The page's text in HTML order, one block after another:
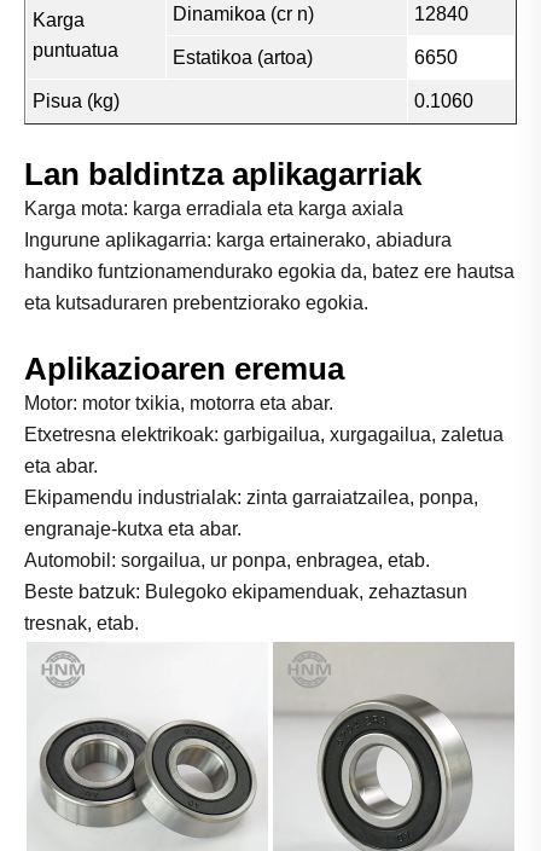
Karga
puntuatua
Dinamikoa (cr n) 12840
Estatikoa (artoa) 6650
Pisua (kg) 0.1060
Lan baldintza aplikagarriak
Karga mota: karga erradiala eta karga axiala
Ingurune aplikagarria: karga ertainerako, abiadura
handiko funtzionamendurako egokia da, batez ere hautsa
eta kutsaduraren prebentziorako egokia.
Aplikazioaren eremua
Motor: motor txikia, motorra eta abar.
Etxetresna elektrikoak: garbigailua, xurgagailua, zaletua
eta abar.
Ekipamendu industrialak: zinta garraiatzailea, ponpa,
engranaje-kutxa eta abar.
Automobil: sorgailua, ur ponpa, enbragea, etab.
Beste batzuk: Bulegoko ekipamenduak, zehaztasun
tresnak, etab.